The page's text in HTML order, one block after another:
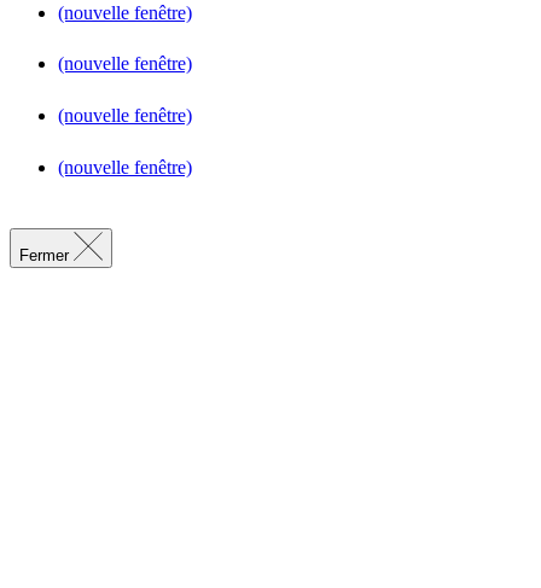
(nouvelle fenêtre)
(nouvelle fenêtre)
(nouvelle fenêtre)
(nouvelle fenêtre)
Fermer